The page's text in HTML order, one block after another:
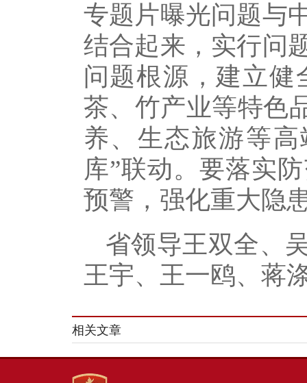
专题片曝光问题与
结合起来，实行问
问题根源，建立健
茶、竹产业等特色
养、生态旅游等
库”联动。要落实
预警，强化重大隐
省领导王双全、
王宇、王一鸥、蒋
相关文章